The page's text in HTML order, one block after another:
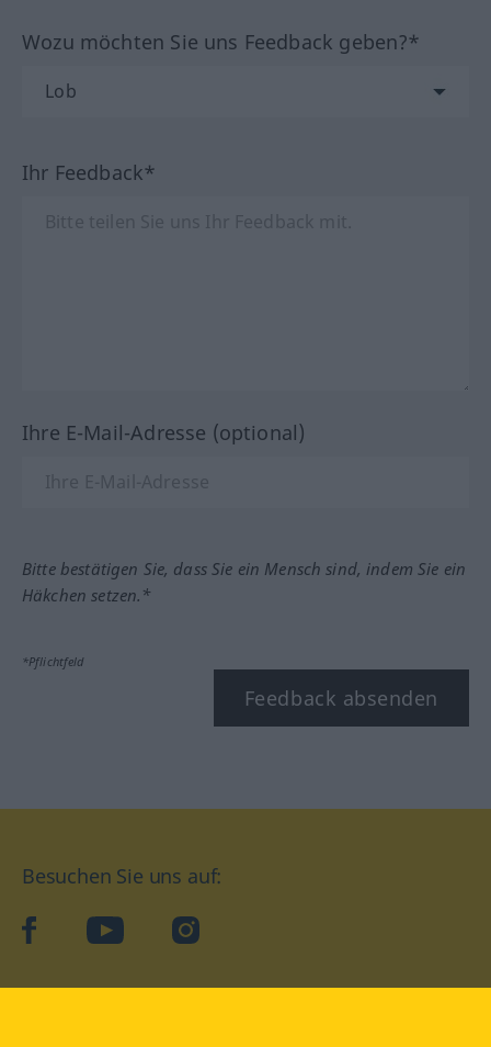
Wozu möchten Sie uns Feedback geben?*
Ihr Feedback*
Ihre E-Mail-Adresse (optional)
Bitte bestätigen Sie, dass Sie ein Mensch sind, indem Sie ein
Häkchen setzen.*
*Pflichtfeld
Feedback absenden
Besuchen Sie uns auf:
facebookYouTube Instagram